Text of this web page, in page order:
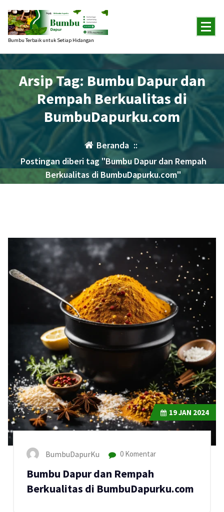
konten
Bumbu Terbaik untuk Setiap Hidangan
Arsip Tag: Bumbu Dapur dan
Rempah Berkualitas di
BumbuDapurku.com
Beranda ::
Postingan diberi tag "Bumbu Dapur dan Rempah
Berkualitas di BumbuDapurku.com"
19JAN 2024
BumbuDapurKu 0 Komentar
Bumbu Dapur dan Rempah
Berkualitas di BumbuDapurku.com